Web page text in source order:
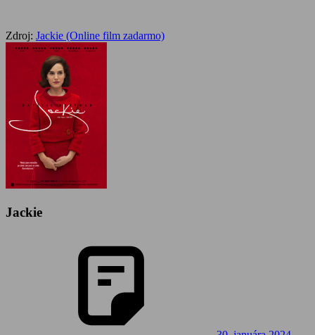
Zdroj: Jackie (Online film zadarmo)
Jackie